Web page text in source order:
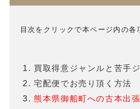
目次をクリックで本ページ内の各
買取得意ジャンルと苦手
宅配便でお売り頂く方法
熊本県御船町への古本出